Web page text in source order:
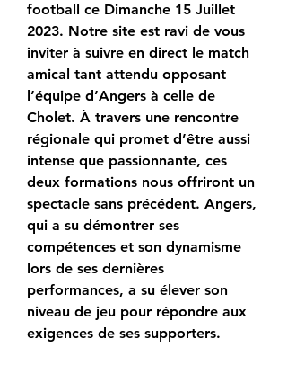
football ce Dimanche 15 Juillet
2023. Notre site est ravi de vous
inviter à suivre en direct le match
amical tant attendu opposant
l’équipe d’Angers à celle de
Cholet. À travers une rencontre
régionale qui promet d’être aussi
intense que passionnante, ces
deux formations nous offriront un
spectacle sans précédent. Angers,
qui a su démontrer ses
compétences et son dynamisme
lors de ses dernières
performances, a su élever son
niveau de jeu pour répondre aux
exigences de ses supporters.